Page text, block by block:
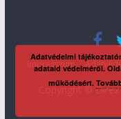
Impresszum
Copyright ©
Adatvédelmi
adataid védelméről.
működésért.